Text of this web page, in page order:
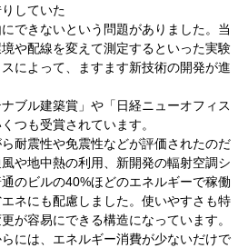
していた
できないという問題がありました。当
や配線を変えて測定するといった実験
によって、ますます新技術の開発が進
ブル建築賞」や「日経ニューオフィス
つも受賞されています。
耐震性や免震性などが評価されたのだ
や地中熱の利用、新開発の輻射空調シ
のビルの40%ほどのエネルギーで稼働
ネにも配慮しました。使いやすさも特
が容易にできる構造になっています。
には、エネルギー消費が少ないだけで